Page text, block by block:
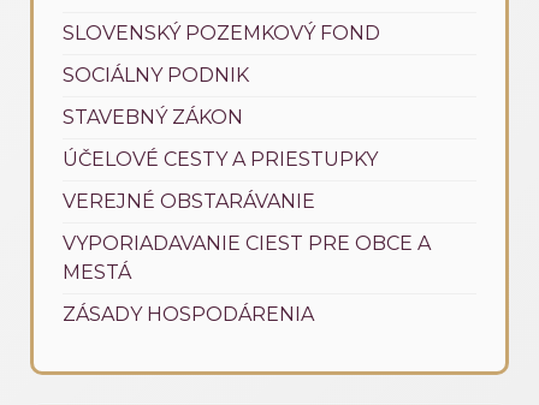
SLOVENSKÝ POZEMKOVÝ FOND
SOCIÁLNY PODNIK
STAVEBNÝ ZÁKON
ÚČELOVÉ CESTY A PRIESTUPKY
VEREJNÉ OBSTARÁVANIE
VYPORIADAVANIE CIEST PRE OBCE A
MESTÁ
ZÁSADY HOSPODÁRENIA